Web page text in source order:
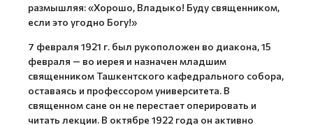
размышляя: «Хорошо, Владыко! Буду священником,
если это угодно Богу!»
7 февраля 1921 г. был рукоположен во диакона, 15
февраля — во иерея и назначен младшим
священником Ташкентского кафедрального собора,
оставаясь и профессором университета. В
священном сане он не перестает оперировать и
читать лекции. В октябре 1922 года он активно